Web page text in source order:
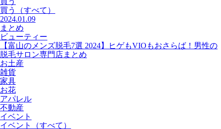
買う
（すべて）
2024.01.09
まとめ
ビューティー
【富山のメンズ脱毛7選 2024】ヒゲもVIOもおさらば！男性の
脱毛サロン専門店まとめ
お土産
雑貨
家具
お花
アパレル
不動産
イベント
イベント
（すべて）